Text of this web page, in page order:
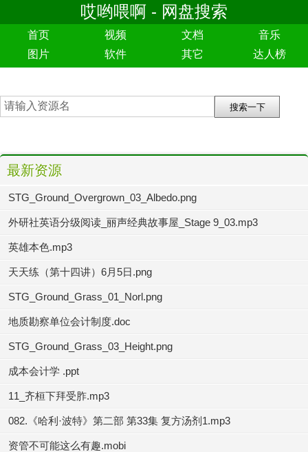
哎哟喂啊 - 网盘搜索
首页 视频 文档
音乐
图片
软件 其它 达人榜
最新资源
STG_Ground_Overgrown_03_Albedo.png
外研社英语分级阅读_丽声经典故事屋_Stage 9_03.mp3
英雄本色.mp3
天天练（第十四讲）6月5日.png
STG_Ground_Grass_01_Norl.png
地质勘察单位会计制度.doc
STG_Ground_Grass_03_Height.png
成本会计学 .ppt
11_齐桓下拜受胙.mp3
082.《哈利·波特》第二部 第33集 复方汤剂1.mp3
资管不可能这么有趣.mobi